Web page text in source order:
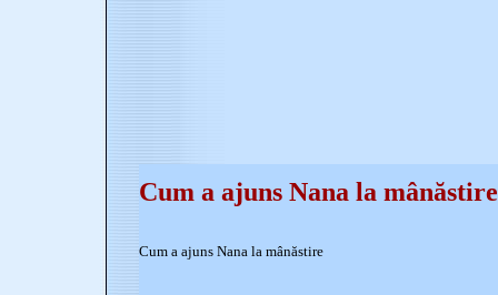
Cum a ajuns Nana la mânăstire
Cum a ajuns Nana la mânăstire